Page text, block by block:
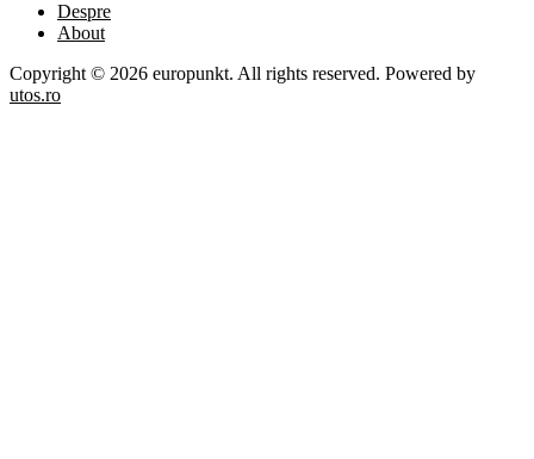
Despre
About
Copyright © 2026 europunkt. All rights reserved. Powered by
utos.ro